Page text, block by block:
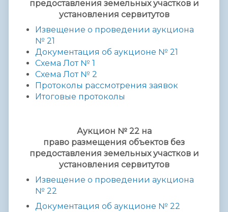
предоставления земельных участков и
установления сервитутов
Извещение о проведении аукциона
№ 21
Документация об аукционе № 21
Схема Лот № 1
Схема Лот № 2
Протоколы рассмотрения заявок
Итоговые протоколы
Аукцион № 22 на
право размещения объектов без
предоставления земельных участков и
установления сервитутов
Извещение о проведении аукциона
№ 22
Документация об аукционе № 22